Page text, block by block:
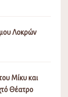
Λοκρών
Μίκυ και
Θέατρο